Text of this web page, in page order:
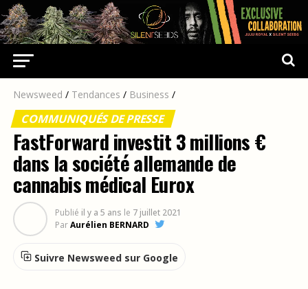
Newsweed / Tendances / Business /
COMMUNIQUÉS DE PRESSE
FastForward investit 3 millions €
dans la société allemande de
cannabis médical Eurox
Publié il y a 5 ans le 7 juillet 2021
ParAurélien BERNARD
Suivre Newsweed sur Google